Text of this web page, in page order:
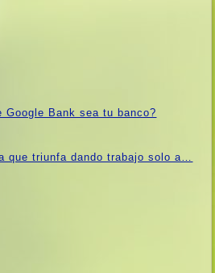
Google Bank sea tu banco?
que triunfa dando trabajo solo a…